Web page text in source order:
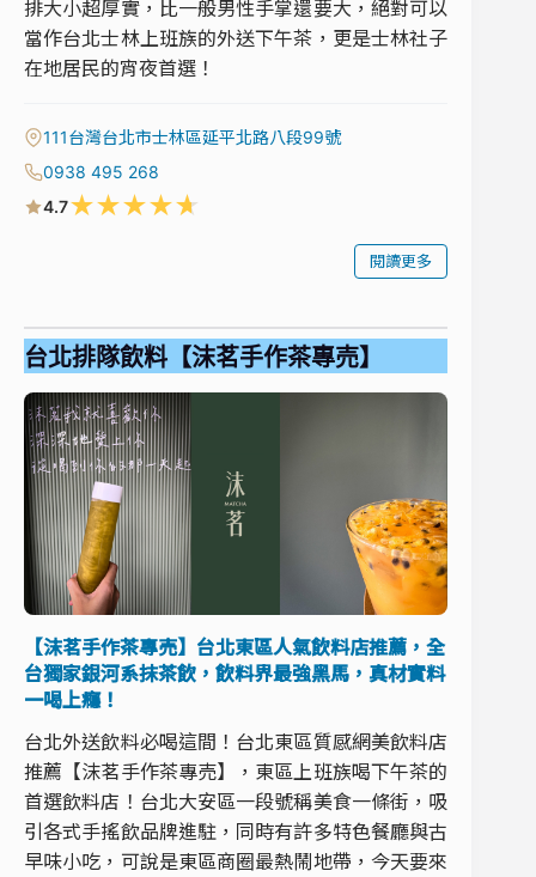
排大小超厚實，比一般男性手掌還要大，絕對可以
當作台北士林上班族的外送下午茶，更是士林社子
在地居民的宵夜首選！
111台灣台北市士林區延平北路八段99號
0938 495 268
4.7★★★★★
閱讀更多
台北排隊飲料【沫茗手作茶專売】
【沫茗手作茶專売】台北東區人氣飲料店推薦，全
台獨家銀河系抹茶飲，飲料界最強黑馬，真材實料
一喝上癮！
台北外送飲料必喝這間！台北東區質感網美飲料店
推薦【沫茗手作茶專売】，東區上班族喝下午茶的
首選飲料店！台北大安區一段號稱美食一條街，吸
引各式手搖飲品牌進駐，同時有許多特色餐廳與古
早味小吃，可說是東區商圈最熱鬧地帶，今天要來